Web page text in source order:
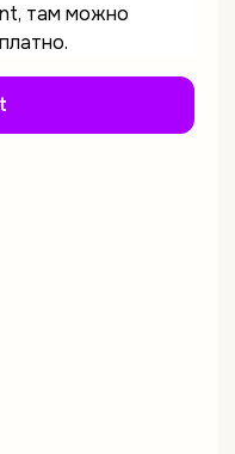
там можно